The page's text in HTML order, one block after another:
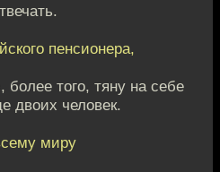
пенсионера,
более того, тяну на себе
двоих человек.
миру